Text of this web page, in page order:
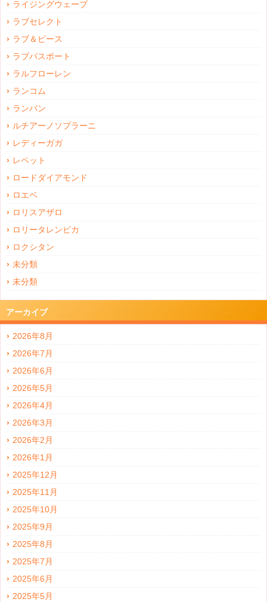
ライジングウェーブ
ラブセレクト
ラブ＆ピース
ラブパスポート
ラルフローレン
ランコム
ランバン
ルチアーノソプラーニ
レディーガガ
レペット
ロードダイアモンド
ロエベ
ロリスアザロ
ロリータレンピカ
ロクシタン
未分類
未分類
アーカイブ
2026年8月
2026年7月
2026年6月
2026年5月
2026年4月
2026年3月
2026年2月
2026年1月
2025年12月
2025年11月
2025年10月
2025年9月
2025年8月
2025年7月
2025年6月
2025年5月